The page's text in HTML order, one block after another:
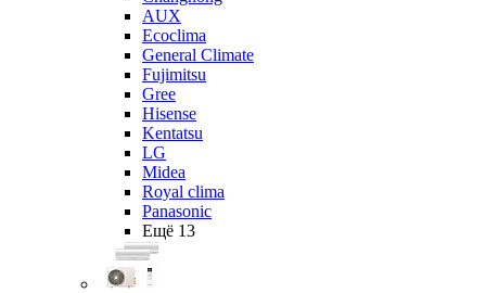
AUX
Ecoclima
General Climate
Fujimitsu
Gree
Hisense
Kentatsu
LG
Midea
Royal clima
Panasonic
Ещё 13